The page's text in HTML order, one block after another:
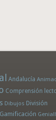
Andalucía
Comprensión
Dibujos División
Gamificación